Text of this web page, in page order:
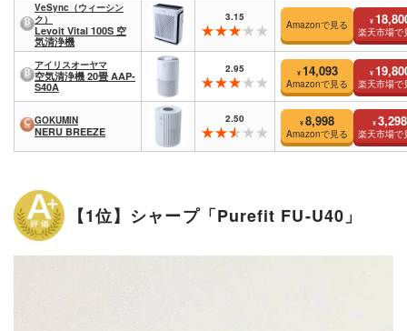
VeSync（ウィーシン
ク）
Levoit Vital 100S 空
気清浄機
3.15
Amazonで見る ¥
楽天市場で
アイリスオーヤマ
空気清浄機 20畳 AAP-
S40A
2.95 ¥ 14,093
Amazonで見る
¥
楽天市場で
GOKUMIN
NERU BREEZE
2.50 ¥ 8,998
Amazonで見る
¥ 3,298
楽天市場で
【1位】シャープ「Purefit FU-U40」